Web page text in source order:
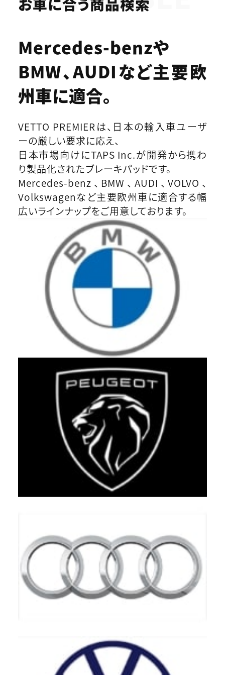
Mercedes-benzや
BMW、AUDIなど主要欧
州車に適合。
VETTO PREMIERは、日本の輸入車ユーザ
ーの厳しい要求に応え、
日本市場向けにTAPS Inc.が開発から携わ
り製品化されたブレーキパッドです。
Mercedes-benz、BMW、AUDI、VOLVO、
Volkswagenなど主要欧州車に適合する幅
広いラインナップをご用意しております。